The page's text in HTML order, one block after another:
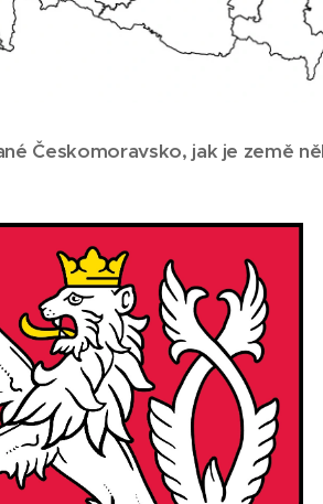
Českomoravsko, jak je země